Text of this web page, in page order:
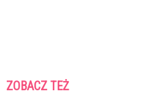
ZOBACZ TEŻ